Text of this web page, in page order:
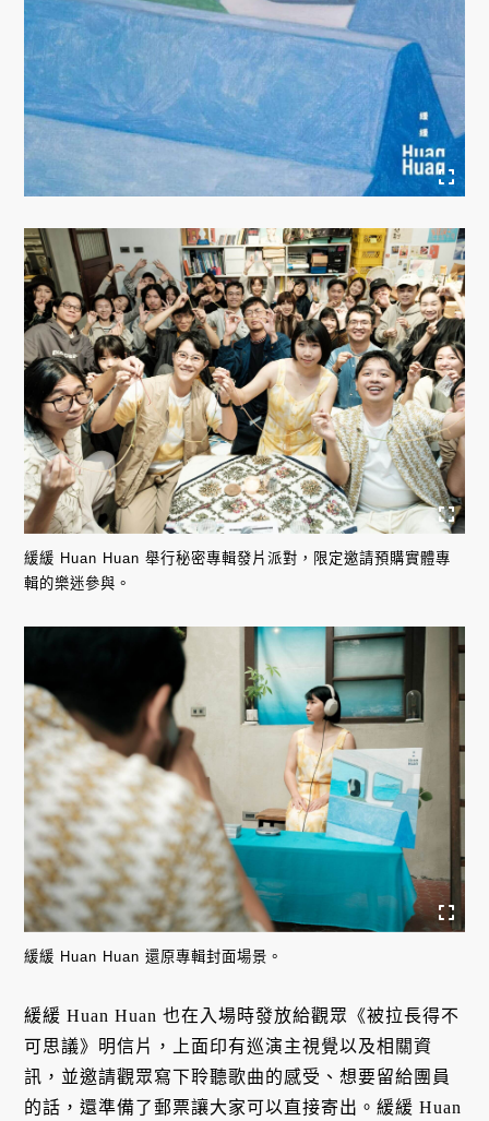
緩緩 Huan Huan 舉行秘密專輯發片派對，限定邀請預購實體專
輯的樂迷參與。
緩緩 Huan Huan 還原專輯封面場景。
緩緩 Huan Huan 也在入場時發放給觀眾《被拉長得不
可思議》明信片，上面印有巡演主視覺以及相關資
訊，並邀請觀眾寫下聆聽歌曲的感受、想要留給團員
的話，還準備了郵票讓大家可以直接寄出。緩緩 Huan